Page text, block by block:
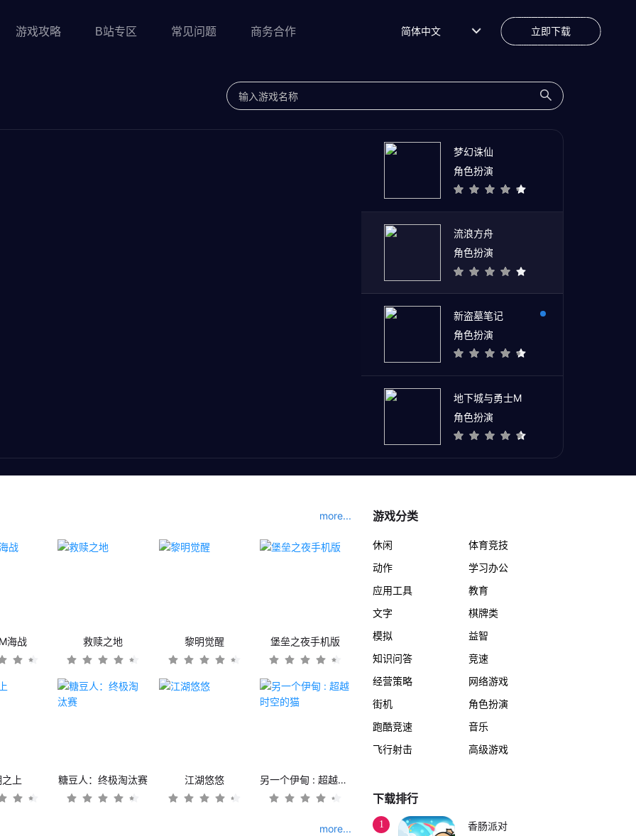
游戏攻略 B站专区 常见问题 商务合作 简体中文 立即下载
梦幻诛仙
角色扮演
流浪方舟
角色扮演
新盗墓笔记
角色扮演
地下城与勇士M
角色扮演
more...
海战 救赎之地 黎明觉醒 堡垒之夜手机版
上 糖豆人：终极淘汰赛 江湖悠悠 另一个伊甸 : 超越时空的猫
more...
游戏分类
休闲
体育竞技
动作
学习办公
应用工具
教育
文字
棋牌类
模拟
益智
知识问答
竞速
经营策略
网络游戏
街机
角色扮演
跑酷竞速
音乐
飞行射击
高级游戏
下载排行
1 香肠派对